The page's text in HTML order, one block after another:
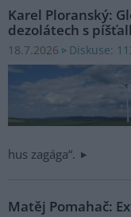
Karel Ploranský:
dezolátech s
18.7.2026 Diskuse:
hus zagága“.
Matěj Pomahač: